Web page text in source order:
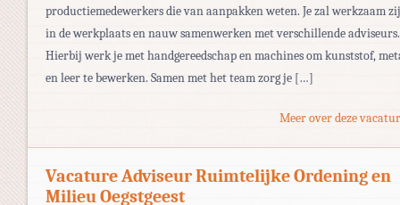
productiemedewerkers die van aanpakken weten. Je zal werkzaam
in de werkplaats en nauw samenwerken met verschillende adviseurs.
Hierbij werk je met handgereedschap en machines om kunststof,
en leer te bewerken. Samen met het team zorg je […]
Meer over deze
Vacature Adviseur Ruimtelijke Ordening en
Milieu Oegstgeest